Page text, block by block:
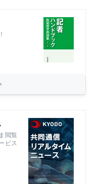
閲覧
ビス